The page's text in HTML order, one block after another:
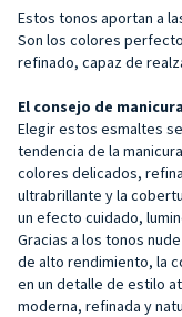
Estos tonos aportan a
Son los colores
refinado, capaz de
El consejo de
Elegir estos esmaltes
tendencia de la
colores delicados,
ultrabrillante y la
un efecto cuidado,
Gracias a los tonos
de alto rendimiento, la
en un detalle de estilo
moderna, refinada y